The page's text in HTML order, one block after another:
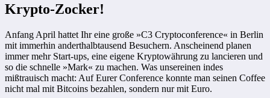
Krypto-Zocker!
Anfang April hattet Ihr eine große »C3 Cryptoconference« in Berlin
mit immerhin anderthalbtausend Besuchern. Anscheinend planen
immer mehr Start-ups, eine eigene Kryptowährung zu lancieren und
so die schnelle »Mark« zu machen. Was unsereinen indes
mißtrauisch macht: Auf Eurer Conference konnte man seinen Coffee
nicht mal mit Bitcoins bezahlen, sondern nur mit Euro.